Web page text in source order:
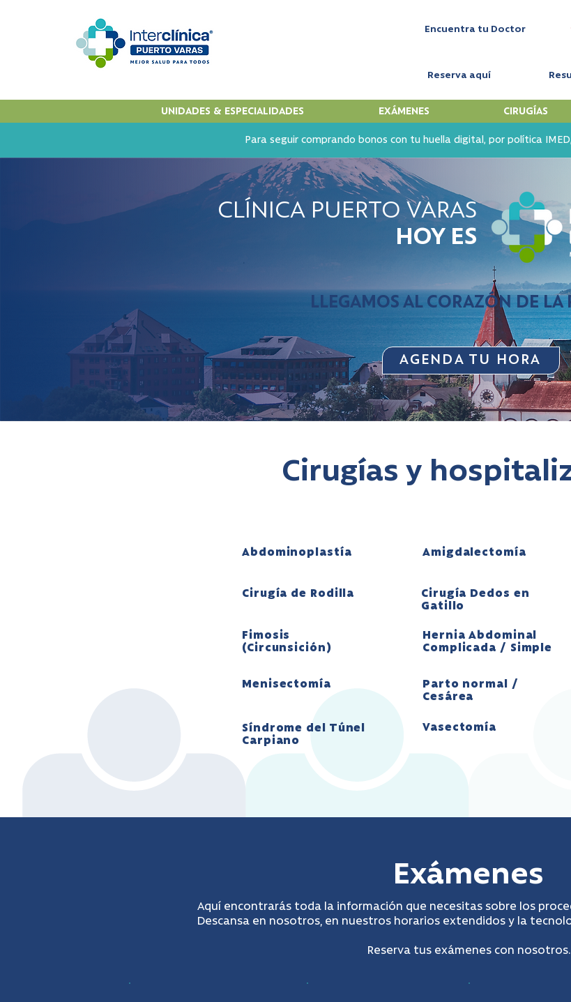
Encuentra tu Doctor
Reserva aquí
UNIDADES & ESPECIALIDADES EXÁMENES CIRUGÍAS
Para seguir comprando bonos con tu huella digital, por política
Interclínica Puerto Varas
CLÍNICA PUERTO VARAS
HOY ES
LLEGAMOS AL CORAZÓN DE LA
AGENDA TU HORA
Cirugías y
Abdominoplastía
Cirugía de Rodilla
Fimosis
(Circunsición)
Menisectomía
Síndrome del Túnel
Carpiano
Amigdalectomía
Cirugía Dedos en
Gatillo
Hernia Abdominal
Complicada / Simple
Parto normal /
Cesárea
Vasectomía
Exámenes
Aquí encontrarás toda la información que necesitas sobre los
Descansa en nosotros, en nuestros horarios extendidos y la
Reserva tus exámenes con nosotros.